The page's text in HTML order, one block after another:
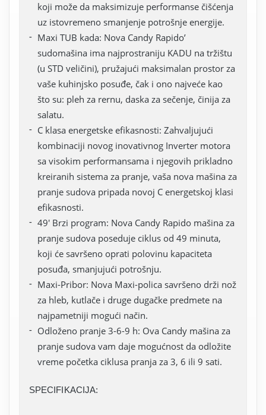
koji može da maksimizuje performanse čišćenja
uz istovremeno smanjenje potrošnje energije.
Maxi TUB kada: Nova Candy Rapido’
sudomašina ima najprostraniju KADU na tržištu
(u STD veličini), pružajući maksimalan prostor za
vaše kuhinjsko posuđe, čak i ono najveće kao
što su: pleh za rernu, daska za sečenje, činija za
salatu.
C klasa energetske efikasnosti: Zahvaljujući
kombinaciji novog inovativnog Inverter motora
sa visokim performansama i njegovih prikladno
kreiranih sistema za pranje, vaša nova mašina za
pranje sudova pripada novoj C energetskoj klasi
efikasnosti.
49' Brzi program: Nova Candy Rapido mašina za
pranje sudova poseduje ciklus od 49 minuta,
koji će savršeno oprati polovinu kapaciteta
posuđa, smanjujući potrošnju.
Maxi-Pribor: Nova Maxi-polica savršeno drži nož
za hleb, kutlače i druge dugačke predmete na
najpametniji mogući način.
Odloženo pranje 3-6-9 h: Ova Candy mašina za
pranje sudova vam daje mogućnost da odložite
vreme početka ciklusa pranja za 3, 6 ili 9 sati.
SPECIFIKACIJA: